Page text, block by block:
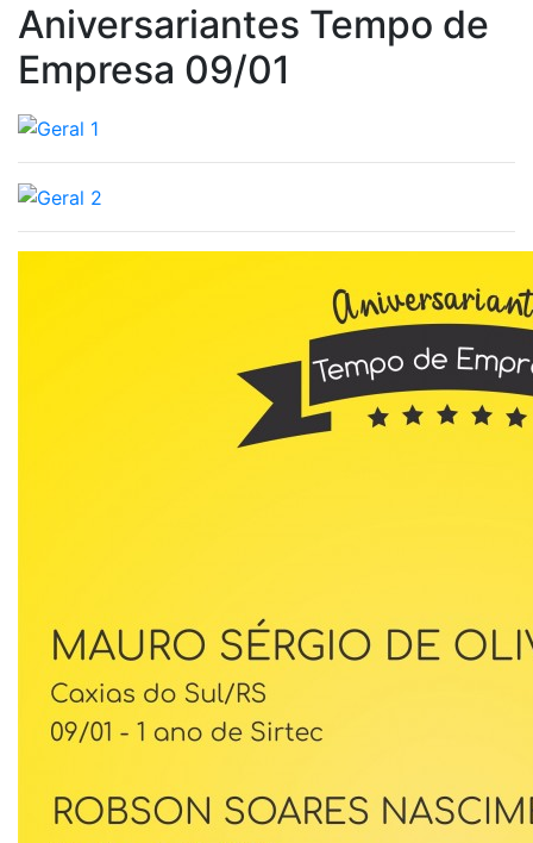
Aniversariantes Tempo de
Empresa 09/01